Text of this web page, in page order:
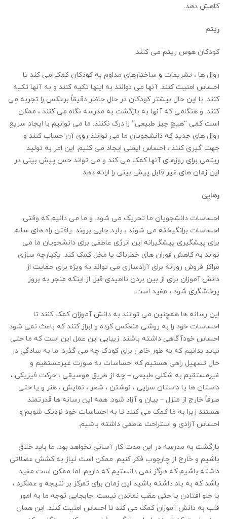
کاهش دهد.
ریتم
کودکان هوس ریتم می کنند.
روال ها ، تشریفات و ساختارهای مداوم به کودکان کمک می کند تا
احساس امنیت کنند. آنها می توانند به اینها تکیه کنند و به آنها تکیه
کنند. با این حال بیشتر کودکان در حال حاضر دقیقاً برعکس را تجربه می
کنند. و هنگامی که آنها به بازگشت به مدرسه نگاه می کنند ، ممکن
است کمی “هیچ چیز طبیعی” را درک نکنند. ما می توانیم با ایجاد سریع
روال های جدید که دانشجویان ما می توانند روی آن حساب کنند و
جهت گیری کنند ، احساس ایمنی ایجاد می کنیم. این امر به تولید
ریتمی برای روزهای آنها کمک می کند و می تواند حس پیش بینی در
این زمان های غیر قابل پیش بینی را ارائه دهد.
رهایی
احساسات دانشجویان ما تحریک می شود. و ما می دانیم که وقتی
احساسات برانگیخته می شوند ، باید جایی بروند. یافتن راه های سالم
برای پیشگیری پیشگیرانه این انرژی عاطفی برای دانشجویان ما می
تواند به کاهش فوران های خطرناک یا مخل کمک کند. یکپارچه سازی
مراکز فروش روزانه برای آزادسازی می تواند به ویژه برای حمایت از
دانش آموزان برای از بین بردن ناامیدی قبل از اینکه منجر به بروز
پرخاشگری شود ، مفید است.
این رسانه ها همچنین می توانند به دانش آموزان کمک کنند تا
احساسات خود را به روشی منعکس کرده و ابراز کنند که باعث نمی شود
احساس خودآگاهی داشته باشند. زیبایی این عمل این است که ما حتی
نباید بدانیم که به طور خاص برای کودک چه می گذرد. ما به سادگی در
حال تسهیل راهی هستیم که احساسات به صورت غیرمستقیم و
غیرمستقیم به شکلی طبیعی – چه از طریق موسیقی ، حرکت فیزیکی ،
داستان ها یا داستان سرایی ، نوشتن ، شعر ، نمایش ، هنر و یا حتی
صرفاً خارج از منزل – بیان و آزاد شود. همه این رسانه ها قدرتمند
هستند زیرا به ما کمک می کنند تا به احساسات خود نزدیک شویم و
احساس آزادی و استراحت عاطفی داشته باشیم.
بازگشت به مدرسه در این مدت کار آسانی نخواهد بود. ما باید خلاق
باشیم و خارج از چارچوب فکر کنیم. ممکن است نیاز به کشش عضلاتی
داشته باشیم که هرگز نمی دانستیم که داریم. اما ممکن است مفید
باشد که به یاد داشته باشید این زمان برای تمرکز بر نتیجه و عملکرد ،
یا جلو افتادن یا حتی عقب نماندن نیست. جابجایی توجه ما به امور
قلب به دانش آموزان کمک می کند تا احساس امنیت کنند. این همان